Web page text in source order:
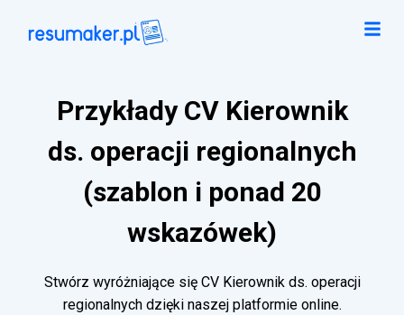
Przykłady CV Kierownik
ds. operacji regionalnych
(szablon i ponad 20
wskazówek)
Stwórz wyróżniające się CV Kierownik ds. operacji
regionalnych dzięki naszej platformie online.